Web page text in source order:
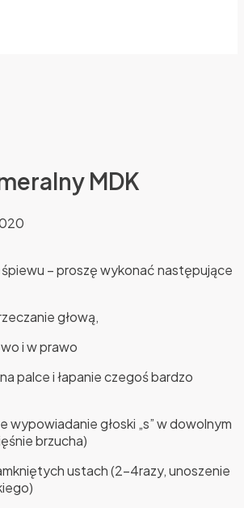
MDK
– proszę wykonać następujące
głową,
i w prawo
palce i łapanie czegoś bardzo
wypowiadanie głoski „s” w dowolnym
brzucha)
ustach (2-4razy, unoszenie